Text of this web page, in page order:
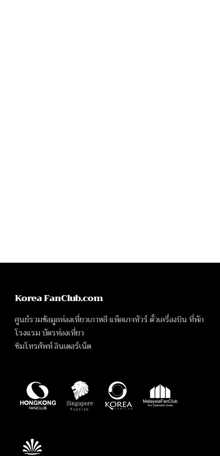
Korea FanClub.com
ศูนย์รวมข้อมูลท่องเที่ยวเกาหลี แพ็คเกจทัวร์ ตั๋วเครื่องบิน ที่พัก
โรงแรม บัตรท่องเที่ยว
ซิมโทรศัพท์ อินเตอร์เน็ต